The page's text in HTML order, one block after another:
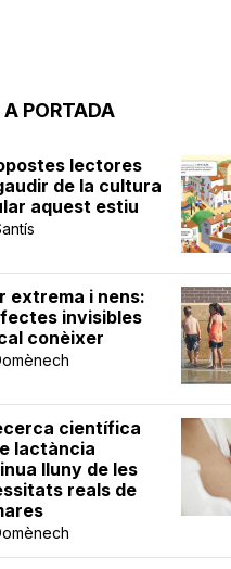
PORTADA
lectores
de la cultura
aquest estiu
extrema i nens:
invisibles
conèixer
científica
lactància
lluny de les
reals de